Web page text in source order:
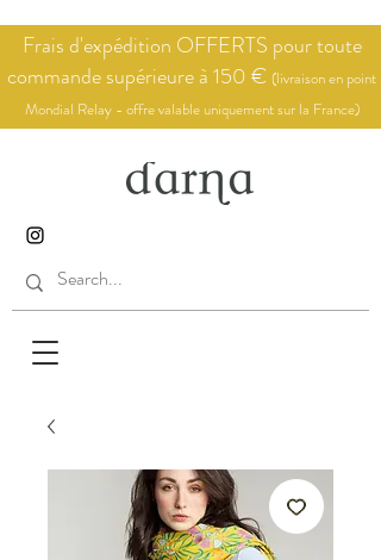
Frais d'expédition OFFERTS pour toute
commande supérieure à 150 € (livraison en point
Mondial Relay - offre valable uniquement sur la France)